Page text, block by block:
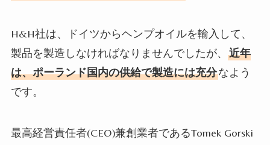
H&H社は、ドイツからヘンプオイルを輸入して、
製品を製造しなければなりませんでしたが、 近年
は、ポーランド国内の供給で製造には充分なよう
です。
最高経営責任者(CEO)兼創業者であるTomek Gorski